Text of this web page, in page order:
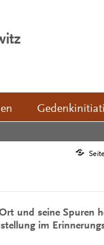
und seine Spuren
im